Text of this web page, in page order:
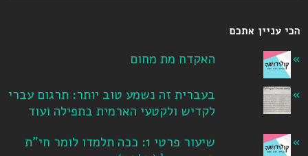
הכי עניין אתכם
האקדח מת מחום
בעברית זה נשמע טוב יותר: תרגום עברי
לקדיש ולקטעי הארמית בתפילה ועוד
שיעור פרטי 1: ככה תלמדו לומר חי"ת